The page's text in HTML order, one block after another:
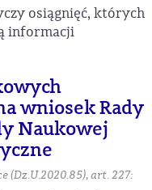
osiągnięć, których
informacji
wniosek Rady
Naukowej
(Dz.U.2020.85), art. 227: